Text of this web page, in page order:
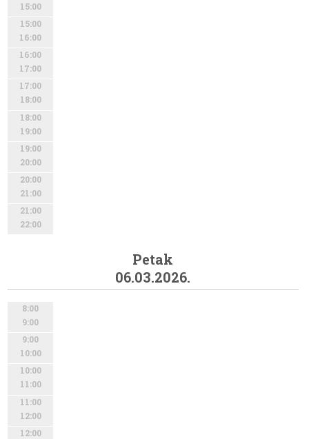
15:00
15:00
16:00
16:00
17:00
17:00
18:00
18:00
19:00
19:00
20:00
20:00
21:00
21:00
22:00
Petak
06.03.2026.
8:00
9:00
9:00
10:00
10:00
11:00
11:00
12:00
12:00